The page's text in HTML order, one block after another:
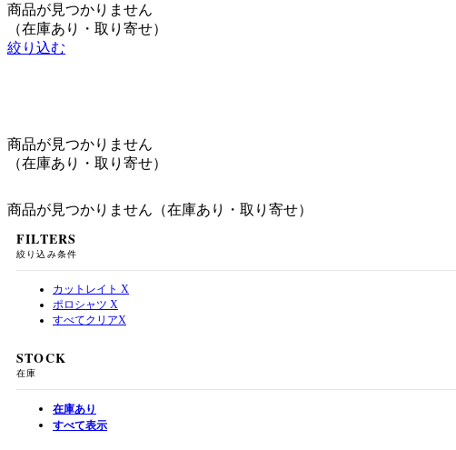
商品が見つかりません
（在庫あり・取り寄せ）
絞り込む
商品が見つかりません
（在庫あり・取り寄せ）
商品が見つかりません（在庫あり・取り寄せ）
FILTERS
絞り込み条件
カットレイト X
ポロシャツ X
すべてクリアX
STOCK
在庫
在庫あり
すべて表示